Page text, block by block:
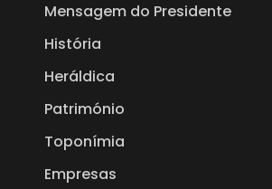
Mensagem do Presidente
História
Heráldica
Património
Toponímia
Empresas